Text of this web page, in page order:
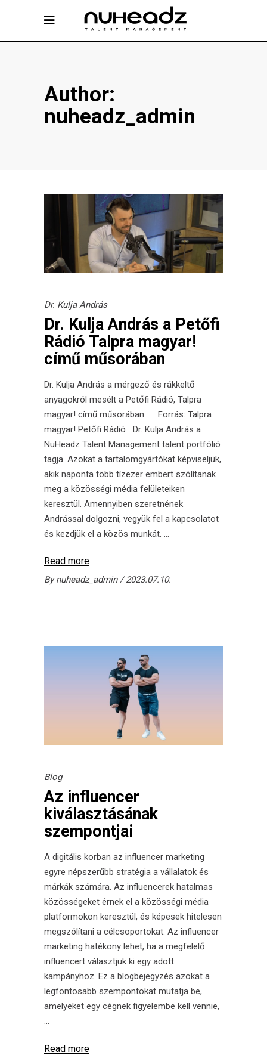
Author:
nuheadz_admin
Dr. Kulja András
Dr. Kulja András a Petőfi
Rádió Talpra magyar!
című műsorában
Dr. Kulja András a mérgező és rákkeltő
anyagokról mesélt a Petőfi Rádió, Talpra
magyar! című műsorában. Forrás: Talpra
magyar! Petőfi Rádió Dr. Kulja András a
NuHeadz Talent Management talent portfólió
tagja. Azokat a tartalomgyártókat képviseljük,
akik naponta több tízezer embert szólítanak
meg a közösségi média felületeiken
keresztül. Amennyiben szeretnének
Andrással dolgozni, vegyük fel a kapcsolatot
és kezdjük el a közös munkát.
Read more
Bynuheadz_admin 2023.07.10.
Blog
Az influencer
kiválasztásának
szempontjai
A digitális korban az influencer marketing
egyre népszerűbb stratégia a vállalatok és
márkák számára. Az influencerek hatalmas
közösségeket érnek el a közösségi média
platformokon keresztül, és képesek hitelesen
megszólítani a célcsoportokat. Az influencer
marketing hatékony lehet, ha a megfelelő
influencert választjuk ki egy adott
kampányhoz. Ez a blogbejegyzés azokat a
legfontosabb szempontokat mutatja be,
amelyeket egy cégnek figyelembe kell vennie,
Read more